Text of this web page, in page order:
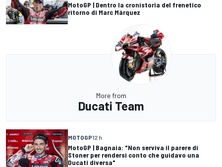
MotoGP | Dentro la cronistoria del frenetico
ritorno di Marc Márquez
More from
Ducati Team
MOTOGP12 h
MotoGP | Bagnaia: "Non serviva il parere di
Stoner per rendersi conto che guidavo una
Ducati diversa"